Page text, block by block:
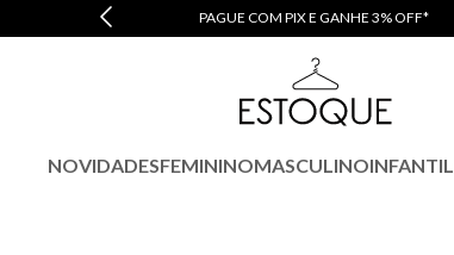
PAGUE COM PIX E GANHE 3% OFF*
NOVIDADESFEMININOMASCULINOINFANTIL